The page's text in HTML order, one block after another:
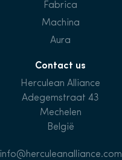
Fabrica
Machina
Aura
Contact us
Herculean Alliance
Adegemstraat 43
Mechelen
België
info@herculeanalliance.com